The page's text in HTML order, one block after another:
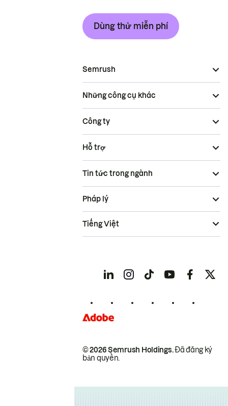
Dùng thử miễn phí
Semrush
Những công cụ khác
Công ty
Hỗ trợ
Tin tức trong ngành
© 2026 Semrush Holdings.Đã đăng ký
bản quyền.
Pháp lý
Tiếng Việt